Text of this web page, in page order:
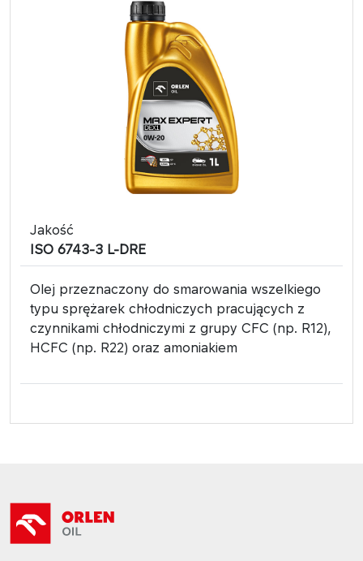
Jakość
ISO 6743-3 L-DRE
Olej przeznaczony do smarowania wszelkiego
typu sprężarek chłodniczych pracujących z
czynnikami chłodniczymi z grupy CFC (np. R12),
HCFC (np. R22) oraz amoniakiem